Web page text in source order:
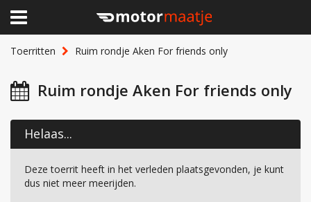
Toerritten Ruim rondje Aken For friends only
Ruim rondje Aken For friends only
Helaas...
Deze toerrit heeft in het verleden plaatsgevonden, je kunt
dus niet meer meerijden.
×
Home
Clubhuis
Lid worden
Over Motormaatje